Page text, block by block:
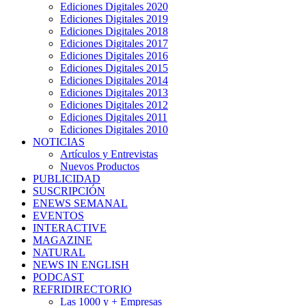
Ediciones Digitales 2020
Ediciones Digitales 2019
Ediciones Digitales 2018
Ediciones Digitales 2017
Ediciones Digitales 2016
Ediciones Digitales 2015
Ediciones Digitales 2014
Ediciones Digitales 2013
Ediciones Digitales 2012
Ediciones Digitales 2011
Ediciones Digitales 2010
NOTICIAS
Artículos y Entrevistas
Nuevos Productos
PUBLICIDAD
SUSCRIPCIÓN
ENEWS SEMANAL
EVENTOS
INTERACTIVE
MAGAZINE
NATURAL
NEWS IN ENGLISH
PODCAST
REFRIDIRECTORIO
Las 1000 y + Empresas